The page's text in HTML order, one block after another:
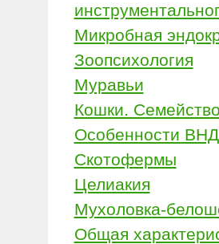
Микробная
Зоопсихология
Муравьи
Кошки.
Особенности ВНД
Скотофермы
Целиакия
Мухоловка-
Общая